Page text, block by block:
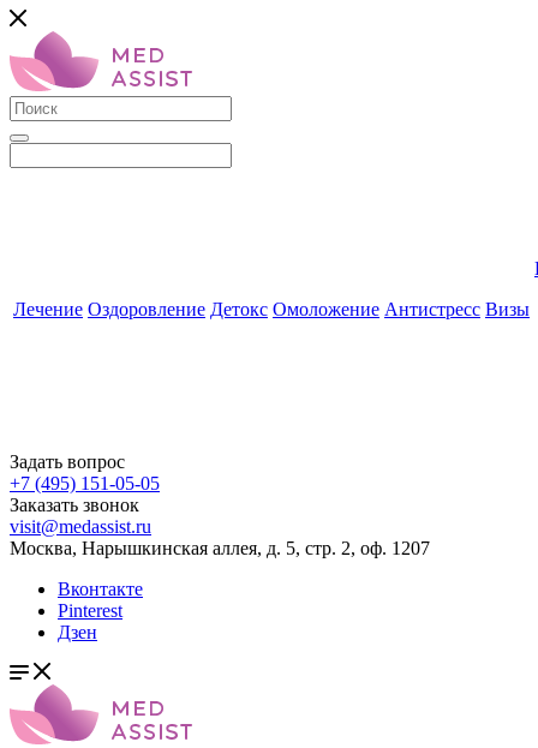
Лечение Оздоровление Детокс Омоложение Антистресс Визы
Задать вопрос
+7 (495) 151-05-05
Заказать звонок
visit@medassist.ru
Москва, Нарышкинская аллея, д. 5, стр. 2, оф. 1207
Вконтакте
Pinterest
Дзен